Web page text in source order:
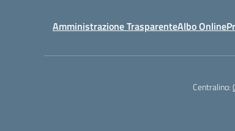
Amministrazione TrasparenteAlbo Online
Centralino: